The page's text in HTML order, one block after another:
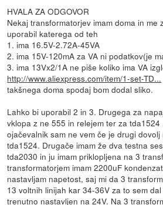
HVALA ZA ODGOVOR
Nekaj transformatorjev imam doma in me
uporabil katerega od teh
1. ima 16.5V-2.72A-45VA
2. ima 15V-120mA za VA ni podatkov(je
3. ima 13Vx2/1A ne piše koliko ima VA
http://www.aliexpress.com/item/1-set-TD...
takšnega doma spodaj bom dodal sliko.
Lahko bi uporabil 2 in 3. Drugega za
vklopa z ne 555 in relejem ter za
ojačevalnik sam ne vem če je drugi
tda1524. Drugače imam že dva testna
tda2030 in ju imam priklopljena na 3
transformatorjem imam 2200uF
nastavljam napetost, saj mi da 3
13 voltnih linijah kar 34-36V za to sem
trenutno nastavljen na 24V. Na 3